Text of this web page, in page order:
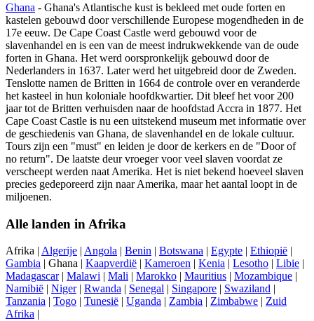
Ghana - Ghana's Atlantische kust is bekleed met oude forten en
kastelen gebouwd door verschillende Europese mogendheden in de
17e eeuw. De Cape Coast Castle werd gebouwd voor de
slavenhandel en is een van de meest indrukwekkende van de oude
forten in Ghana. Het werd oorspronkelijk gebouwd door de
Nederlanders in 1637. Later werd het uitgebreid door de Zweden.
Tenslotte namen de Britten in 1664 de controle over en veranderde
het kasteel in hun koloniale hoofdkwartier. Dit bleef het voor 200
jaar tot de Britten verhuisden naar de hoofdstad Accra in 1877. Het
Cape Coast Castle is nu een uitstekend museum met informatie over
de geschiedenis van Ghana, de slavenhandel en de lokale cultuur.
Tours zijn een "must" en leiden je door de kerkers en de "Door of
no return". De laatste deur vroeger voor veel slaven voordat ze
verscheept werden naat Amerika. Het is niet bekend hoeveel slaven
precies gedeporeerd zijn naar Amerika, maar het aantal loopt in de
miljoenen.
Alle landen in Afrika
Afrika | Algerije | Angola | Benin | Botswana | Egypte | Ethiopië |
Gambia | Ghana | Kaapverdië | Kameroen | Kenia | Lesotho | Libie |
Madagascar| Malawi | Mali | Marokko | Mauritius | Mozambique |
Namibië | Niger| Rwanda | Senegal | Singapore | Swaziland |
Tanzania | Togo | Tunesië | Uganda | Zambia | Zimbabwe | Zuid
Afrika |